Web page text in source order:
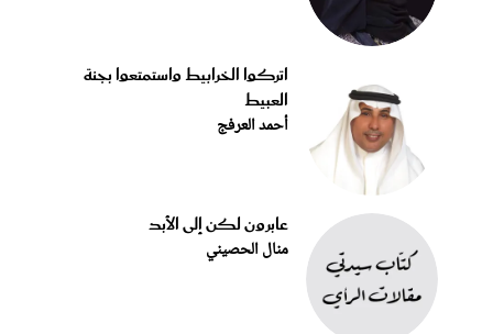
اتركوا الخرابيط واستمتعوا بجنة
العبيط
أحمد العرفج
عابرون لكن إلى الأبد
منال الحصيني